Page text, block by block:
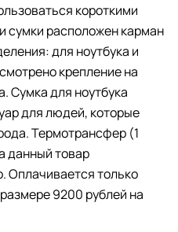
короткими
сумки расположен карман
для ноутбука и
крепление на
Сумка для ноутбука
для людей, которые
Термотрансфер (1
данный товар
Оплачивается только
9200 рублей на